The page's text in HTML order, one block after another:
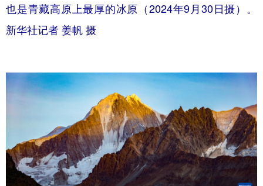
也是青藏高原上最厚的冰原（2024年9月30日摄）。
新华社记者 姜帆 摄